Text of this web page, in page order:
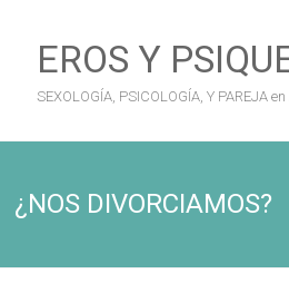
contenidoEROS Y
SEXOLOGÍA, PSICOLOGÍA, Y PAREJA
¿NOS DIVORCIAMOS?